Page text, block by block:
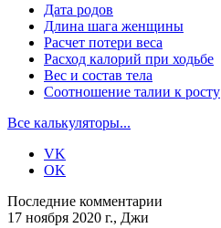
Дата родов
Длина шага женщины
Расчет потери веса
Расход калорий при ходьбе
Вес и состав тела
Соотношение талии к росту
Все калькуляторы...
VK
OK
Последние комментарии
17 ноября 2020 г., Джи